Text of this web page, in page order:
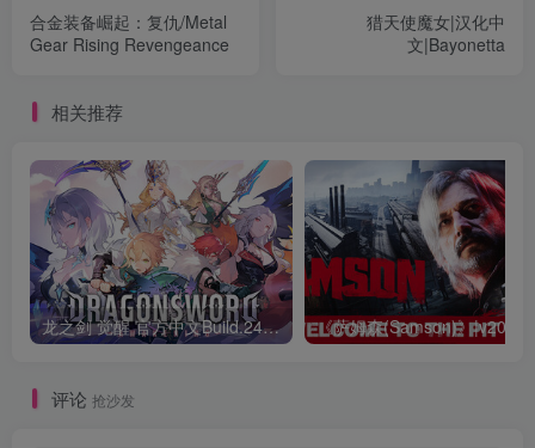
合金装备崛起：复仇/Metal
Gear Rising Revengeance
猎天使魔女|汉化中
文|Bayonetta
相关推荐
龙之剑 觉醒 官方中文Build.24487183
评论 抢沙发